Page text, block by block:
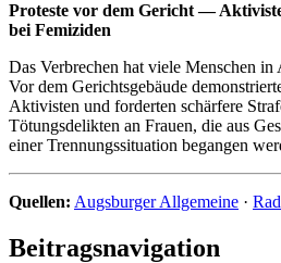
Proteste vor dem Gericht —
bei Femiziden
Das Verbrechen hat viele Menschen in
Vor dem Gerichtsgebäude
Aktivisten und forderten schärfere
Tötungsdelikten an Frauen, die aus
einer Trennungssituation begangen
Quellen: Augsburger Allgemeine ·
Beitragsnavigation